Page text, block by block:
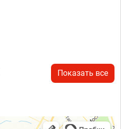
Показать все